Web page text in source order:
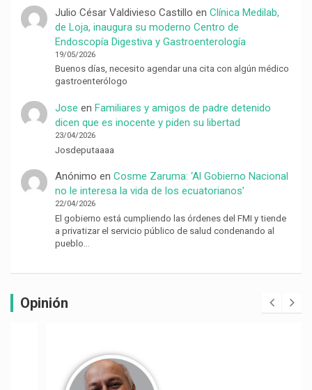
Julio César Valdivieso Castillo en Clínica Medilab,
de Loja, inaugura su moderno Centro de
Endoscopía Digestiva y Gastroenterología
19/05/2026
Buenos días, necesito agendar una cita con algún médico
gastroenterólogo
Jose en Familiares y amigos de padre detenido
dicen que es inocente y piden su libertad
23/04/2026
Josdeputaaaa
Anónimo en Cosme Zaruma: ‘Al Gobierno Nacional
no le interesa la vida de los ecuatorianos’
22/04/2026
El gobierno está cumpliendo las órdenes del FMI y tiende
a privatizar el servicio público de salud condenando al
pueblo…
Opinión